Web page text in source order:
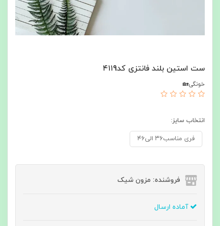
ست استین بلند فانتزی کد۴۱۱9
خونگی🏡
انتخاب سایز:
فری مناسب۳۶ الی۴۶
فروشنده: مزون شیک
آماده ارسال